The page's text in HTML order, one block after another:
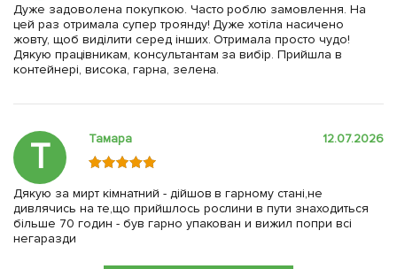
Дуже задоволена покупкою. Часто роблю замовлення. На
цей раз отримала супер троянду! Дуже хотіла насичено
жовту, щоб виділити серед інших. Отримала просто чудо!
Дякую працівникам, консультантам за вибір. Прийшла в
контейнері, висока, гарна, зелена.
Т Тамара 12.07.2026
Дякую за мирт кімнатний - дійшов в гарному стані,не
дивлячись на те,що прийшлось рослини в пути знаходиться
більше 70 годин - був гарно упакован и вижил попри всі
негаразди